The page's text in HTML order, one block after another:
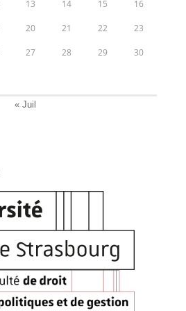
13 14 15 16
20 21 22 23
27 28 29 30
« Juil